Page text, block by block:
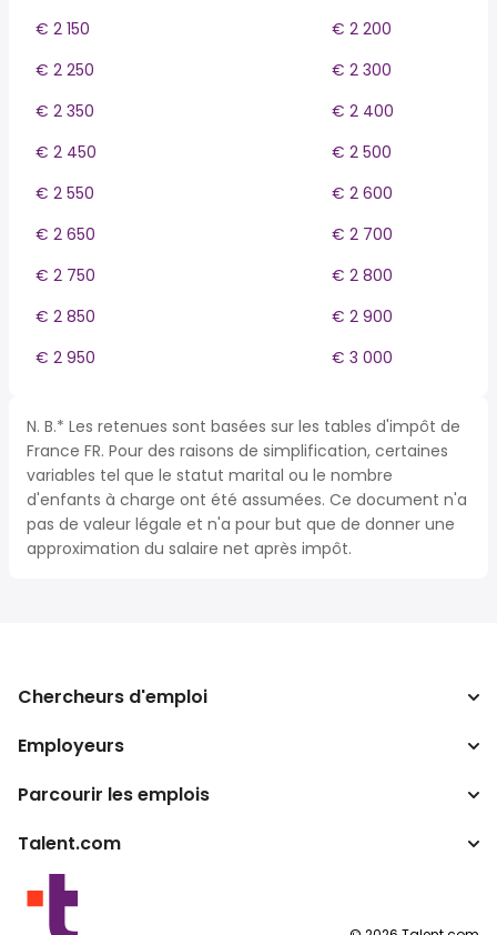
€ 2 150
€ 2 200
€ 2 250
€ 2 300
€ 2 350
€ 2 400
€ 2 450
€ 2 500
€ 2 550
€ 2 600
€ 2 650
€ 2 700
€ 2 750
€ 2 800
€ 2 850
€ 2 900
€ 2 950
€ 3 000
N. B.* Les retenues sont basées sur les tables d'impôt de
France FR. Pour des raisons de simplification, certaines
variables tel que le statut marital ou le nombre
d'enfants à charge ont été assumées. Ce document n'a
pas de valeur légale et n'a pour but que de donner une
approximation du salaire net après impôt.
Chercheurs d'emploi
Recherche d'emploi
Recherche de salaire
Convertisseur de salaire
Employeurs
Entreprises
Parcourir les emplois
Recherches populaires
Par lieu
By category
Talent.com
Autres pays
Conditions d’utilisation